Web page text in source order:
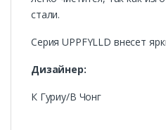
стали.
Серия UPPFYLLD внесет
Дизайнер:
К Гуриу/В Чонг